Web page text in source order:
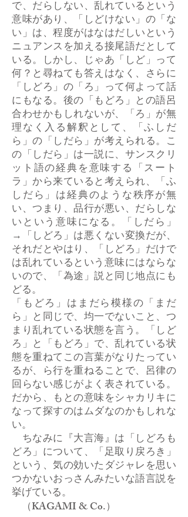
で、だらしない、乱れているという
意味があり、「しどけない」の「な
い」は、程度がはなはだしいという
ニュアンスを加える接尾語だとして
いる。しかし、じゃあ「しど」って
何？と尋ねても答えはなく、さらに
「しどろ」の「ろ」って何よって話
にもなる。後の「もどろ」との語呂
合わせかもしれないが、「ろ」が無
理なく入る解釈として、「ふしだ
ら」の「しだら」が考えられる。こ
の「しだら」は一説に、サンスクリ
ット語の経典を意味する「スート
ラ」から来ていると考えられ、「ふ
しだら」は経典のような秩序が無
い、つまり、品行が悪い、だらしな
いという意味になる。「しだら」
→「しどろ」は悪くない変換だが、
それだとやはり、「しどろ」だけで
は乱れているという意味にはならな
いので、「為途」説と同じ地点にも
どる。
「もどろ」はまだら模様の「まだ
ら」と同じで、均一でないこと、つ
まり乱れている状態を言う。「しど
ろ」と「もどろ」で、乱れている状
態を重ねてこの言葉がなりたってい
るが、ら行を重ねることで、呂律の
回らない感じがよく表されている。
だから、もとの意味をシャカリキに
なって探すのはムダなのかもしれな
い。
ちなみに『大言海』は「しどろも
どろ」について、「足取り戻ろき」
という、気の効いたダジャレを思い
つかないおっさんみたいな語言説を
挙げている。
（KAGAMI & Co.）